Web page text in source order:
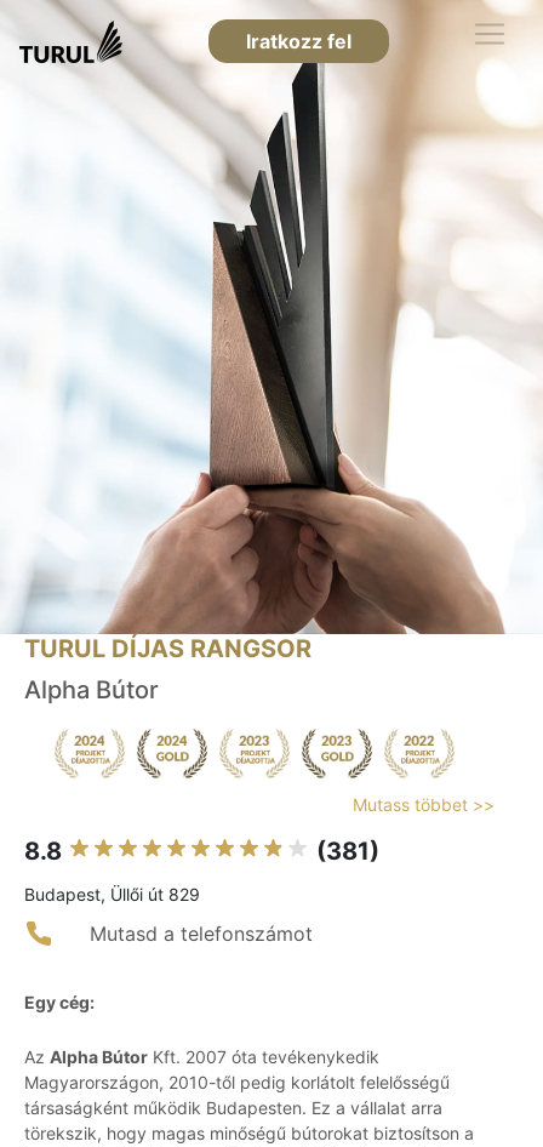
Iratkozz fel
TURUL DÍJAS RANGSOR
Alpha Bútor
Mutass többet >>
8.8 (381)
Budapest, Üllői út 829
Mutasd a telefonszámot
Egy cég:
Az Alpha Bútor Kft. 2007 óta tevékenykedik
Magyarországon, 2010-től pedig korlátolt felelősségű
társaságként működik Budapesten. Ez a vállalat arra
törekszik, hogy magas minőségű bútorokat biztosítson a